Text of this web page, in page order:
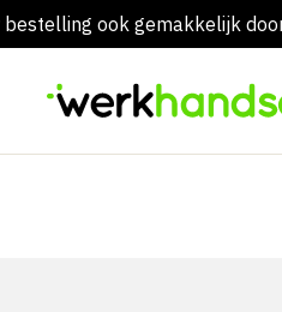
bestelling ook gemakkelijk